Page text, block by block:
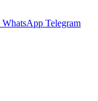
WhatsApp Telegram